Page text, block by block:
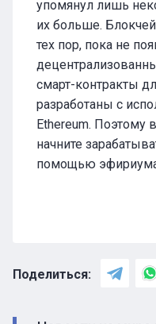
упомянул лишь
их больше.
тех пор, пока не
смарт-контракты
разработаны с
Ethereum. Поэтому
начните
помощью
Поделиться: